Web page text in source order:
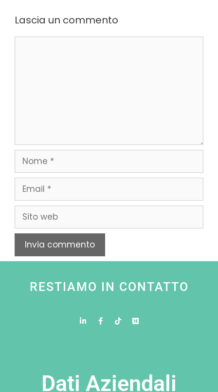
Lascia un commento
RESTIAMO IN CONTATTO
Dati Aziendali